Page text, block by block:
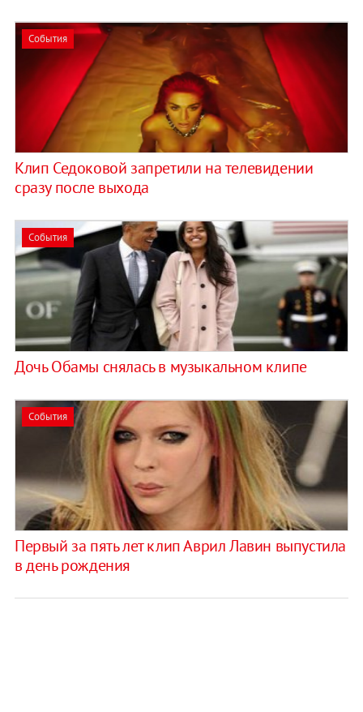
События
Клип Седоковой запретили на телевидении
сразу после выхода
События
Дочь Обамы снялась в музыкальном клипе
События
Первый за пять лет клип Аврил Лавин выпустила
в день рождения